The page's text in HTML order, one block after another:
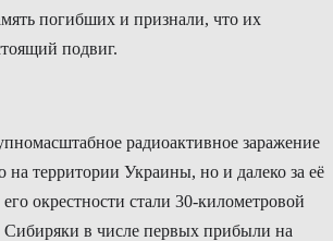
погибших и признали, что их
подвиг.
радиоактивное заражение
на территории Украины, но и далеко за её
окрестности стали 30-километровой
в числе первых прибыли на